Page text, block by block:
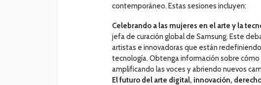
contemporáneo. Estas sesiones incluyen:
Celebrando a las mujeres en el arte y la
jefa de curación global de Samsung. Este
artistas e innovadoras que están
tecnología. Obtenga información sobre
amplificando las voces y abriendo nuevos
El futuro del arte digital, innovación,